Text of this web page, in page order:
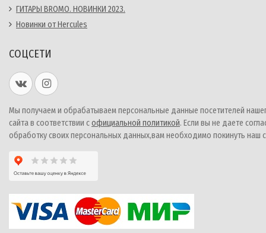
ГИТАРЫ BROMO. НОВИНКИ 2023.
Новинки от Hercules
СОЦСЕТИ
Мы получаем и обрабатываем персональные данные посетителей
сайта в соответствии софициальной политикой. Если вы не даете
обработку своих персональных данных,вам необходимо покинуть наш